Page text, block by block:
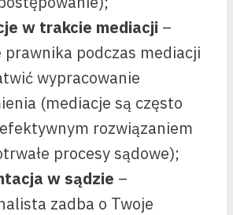
w trakcie mediacji –
prawnika podczas mediacji
wypracowanie
(mediacje są często
rozwiązaniem
procesy sądowe);
w sądzie –
zadba o Twoje